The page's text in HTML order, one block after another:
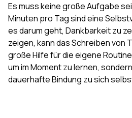
Es muss keine große Aufgabe
Minuten pro Tag sind eine
es darum geht, Dankbarkeit zu
zeigen, kann das Schreiben von
große Hilfe für die eigene
um im Moment zu lernen,
dauerhafte Bindung zu sich